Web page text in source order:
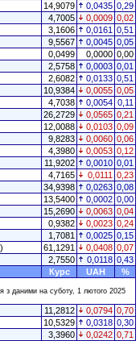
14,9079 0,0435 0,29
4,7005 0,0009 0,02
3,1606 0,0161 0,51
9,5567 0,0045 0,05
0,0499 0,0000 0,00
2,5758 0,0003 0,01
2,6082 0,0133 0,51
10,9384 0,0055 0,05
4,7038 0,0054 0,11
26,2729 0,0565 0,21
12,0088 0,0103 0,09
9,8283 0,0060 0,06
4,3980 0,0053 0,12
11,9202 0,0010 0,01
4,7165 0,0111 0,23
34,9398 0,0263 0,08
13,5400 0,0002 0,00
15,2690 0,0063 0,04
0,9382 0,0023 0,24
1,7081 0,0025 0,15
61,1291 0,0408 0,07
2,7550 0,0118 0,43
Курс UAH %
з даними на суботу, 1 лютого 2025
11,2812 0,0794 0,70
10,5329 0,0318 0,30
3,3960 0,0242 0,71